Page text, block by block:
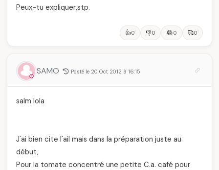
Peux-tu expliquer,stp.
👍0 👎0 😂0 🥰0
SAMO Posté le 20 Oct 2012 à 16:15
salm lola
J'ai bien cite l'ail mais dans la préparation juste au
début,
Pour la tomate concentré une petite C.a. café pour